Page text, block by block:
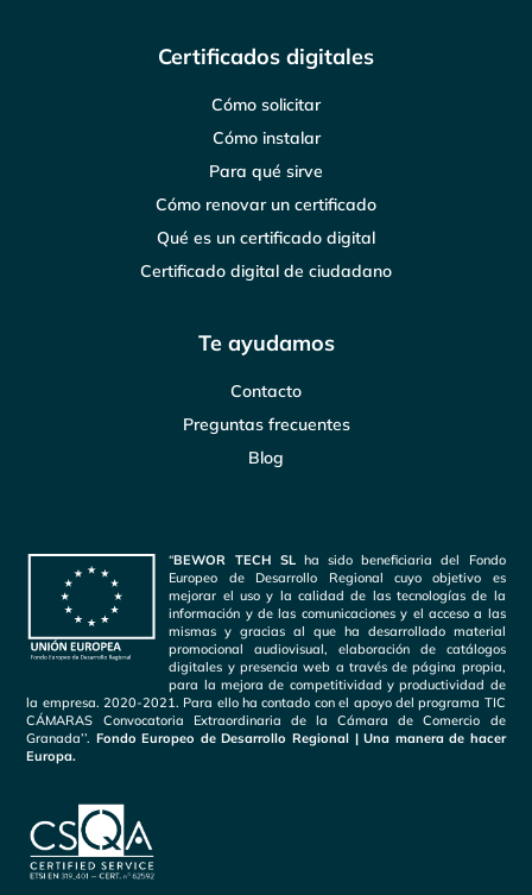
Certificados digitales
Cómo solicitar
Cómo instalar
Para qué sirve
Cómo renovar un certificado
Qué es un certificado digital
Certificado digital de ciudadano
Te ayudamos
Contacto
Preguntas frecuentes
Blog
“BEWOR TECH SLha sido beneficiaria del Fondo
Europeo de Desarrollo Regional cuyo objetivo es
mejorar el uso y la calidad de las tecnologías de la
información y de las comunicaciones y el acceso a las
mismas y gracias al que ha desarrollado material
promocional audiovisual, elaboración de catálogos
digitales y presencia web a través de página propia,
para la mejora de competitividad y productividad de
la empresa. 2020-2021. Para ello ha contado con el apoyo del programa TIC
CÁMARAS Convocatoria Extraordinaria de la Cámara de Comercio de
Granada’’. Fondo Europeo de Desarrollo Regional | Una manera de hacer
Europa.